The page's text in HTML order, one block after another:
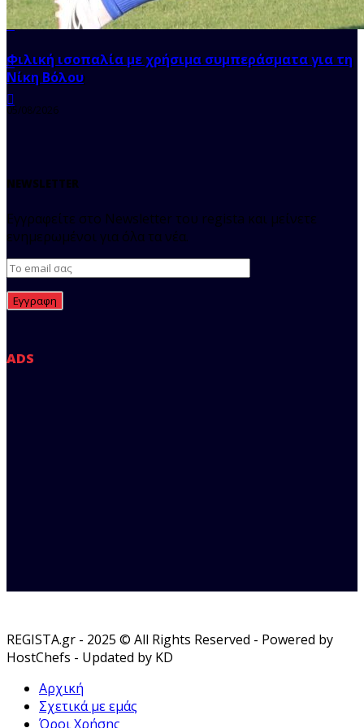
Φιλική ισοπαλία με χρήσιμα συμπεράσματα για τη
Νίκη Βόλου
05/08/2026
NEWSLETTER
Εγγραφείτε στο Newsletter του regista και μείνετε
ενημερωμένοι για όλα τα νέα.
ADS
REGISTA.gr - 2025 © All Rights Reserved - Powered by
HostChefs - Updated by KD
Αρχική
Σχετικά με εμάς
Όροι Χρήσης